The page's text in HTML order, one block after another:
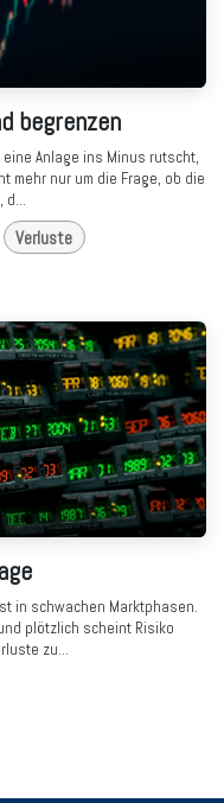
begrenzen
Anlage ins Minus rutscht,
mehr nur um die Frage, ob die
d...
Verluste
in schwachen Marktphasen.
plötzlich scheint Risiko
zu...